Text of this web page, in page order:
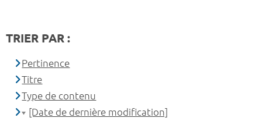
TRIER PAR :
Pertinence
Titre
Type de contenu
[Date de dernière modification]